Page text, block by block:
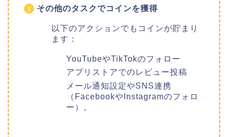
その他のタスクでコインを獲得
以下のアクションでもコインが貯まり
ます：
YouTubeやTikTokのフォロー
アプリストアでのレビュー投稿
メール通知設定やSNS連携
（FacebookやInstagramのフォロ
ー）。